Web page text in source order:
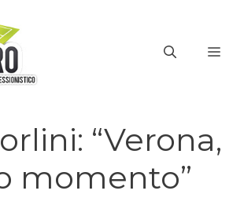
“Verona,
momento”